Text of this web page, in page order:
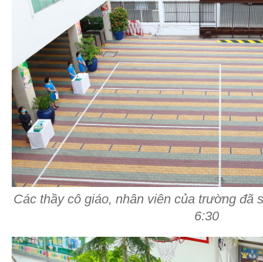
Các thầy cô giáo, nhân viên của trường đã
6:30